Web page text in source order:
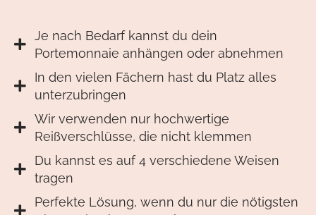
Je nach Bedarf kannst du dein
Portemonnaie anhängen oder abnehmen
In den vielen Fächern hast du Platz alles
unterzubringen
Wir verwenden nur hochwertige
Reißverschlüsse, die nicht klemmen
Du kannst es auf 4 verschiedene Weisen
tragen
Perfekte Lösung, wenn du nur die nötigsten